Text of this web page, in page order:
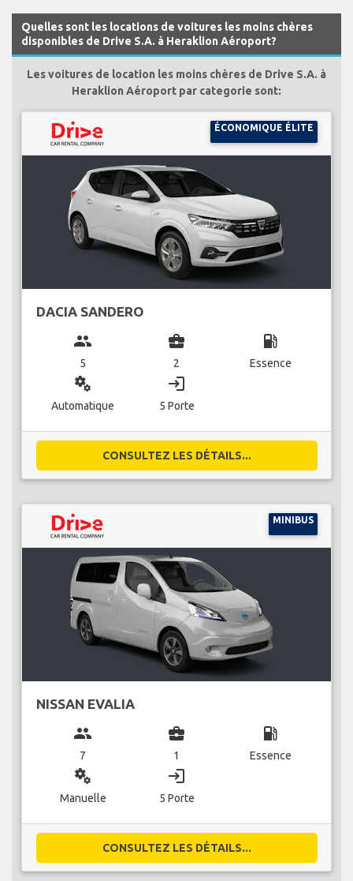
Quelles sont les locations de voitures les moins chères
disponibles de Drive S.A. à Heraklion Aéroport?
Les voitures de location les moins chères de Drive S.A. à
Heraklion Aéroport par categorie sont:
ÉCONOMIQUE ÉLITE
DACIA SANDERO
group
5
business_center
2
local_gas_station
Essence
miscellaneous_services
Automatique
login
5 Porte
CONSULTEZ LES DÉTAILS...
MINIBUS
NISSAN EVALIA
group
7
business_center
1
local_gas_station
Essence
miscellaneous_services
Manuelle
login
5 Porte
CONSULTEZ LES DÉTAILS...